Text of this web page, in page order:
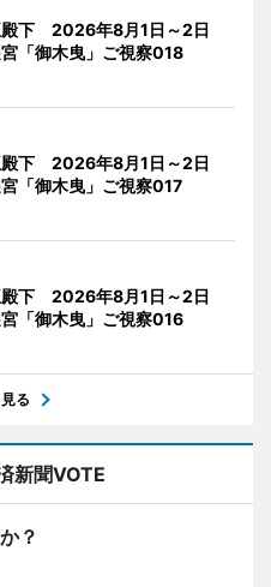
殿下 2026年8月1日～2日
「御木曳」ご視察018
殿下 2026年8月1日～2日
「御木曳」ご視察017
殿下 2026年8月1日～2日
「御木曳」ご視察016
る
新聞VOTE
？